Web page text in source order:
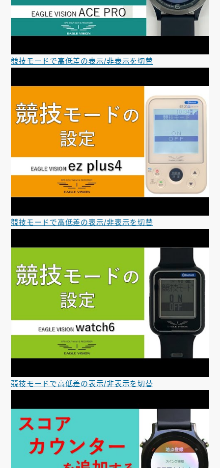
競技モードで高低差の表示/非表示を切替
競技モードで高低差の表示/非表示を切替
競技モードで高低差の表示/非表示を切替